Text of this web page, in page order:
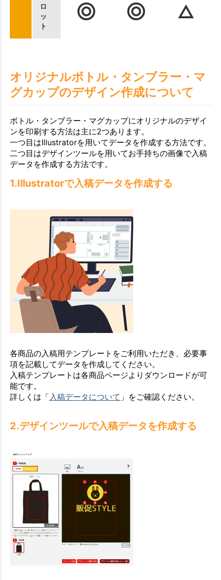
ロ
ッ
ト
オリジナルボトル・タンブラー・マ
グカップのデザイン作成について
ボトル・タンブラー・マグカップにオリジナルのデザイ
ンを印刷する方法は主に2つあります。
一つ目はIllustratorを用いてデータを作成する方法です。
二つ目はデザインツールを用いてお手持ちの画像で入稿
データを作成する方法です。
1.Illustratorで入稿データを作成する
各商品の入稿用テンプレートをご利用いただき、必要事
項を記載してデータを作成してください。
入稿テンプレートは各商品ページよりダウンロードが可
能です。
詳しくは「入稿データについて 」をご確認ください。
2.デザインツールで入稿データを作成する